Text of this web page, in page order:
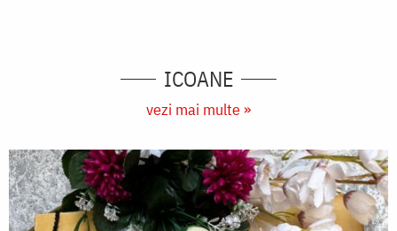
ICOANE
vezi mai multe »